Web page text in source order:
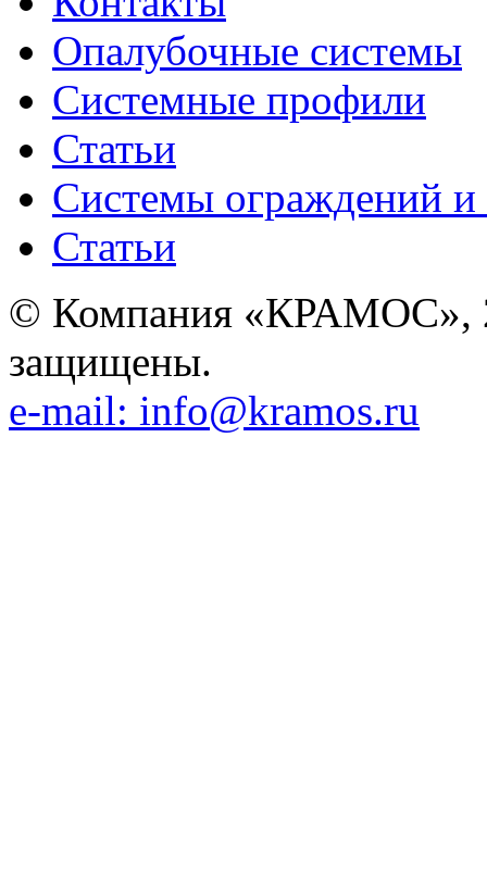
Опалубочные системы
Системные профили
Статьи
Системы ограждений
Статьи
© Компания «КРАМОС»,
защищены.
e-mail: info@kramos.ru